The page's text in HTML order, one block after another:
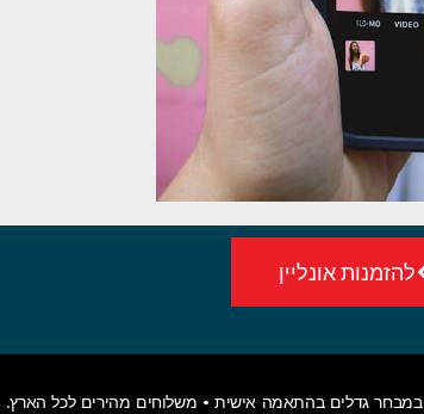
להזמנות אונליין
במבחר גדלים בהתאמה אישית • משלוחים מהירים לכל הארץ.